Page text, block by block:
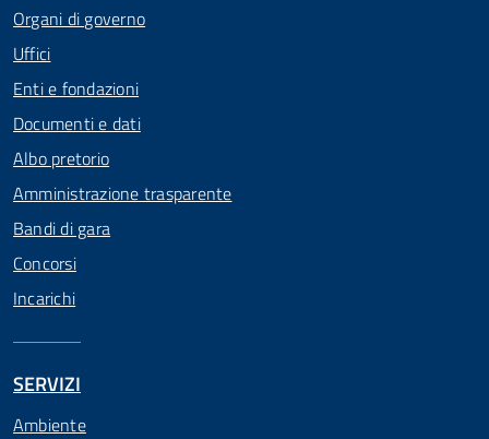
Organi di governo
Uffici
Enti e fondazioni
Documenti e dati
Albo pretorio
Amministrazione trasparente
Bandi di gara
Concorsi
Incarichi
SERVIZI
Ambiente